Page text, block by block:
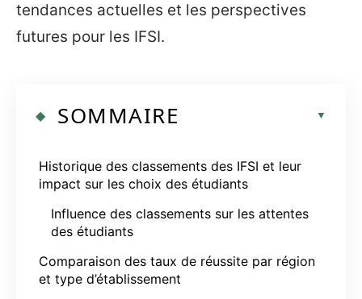
tendances actuelles et les perspectives
futures pour les IFSI.
SOMMAIRE
Historique des classements des IFSI et leur
impact sur les choix des étudiants
Influence des classements sur les attentes
des étudiants
Comparaison des taux de réussite par région
et type d’établissement